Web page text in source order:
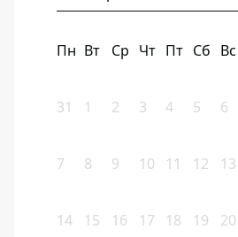
Пн Вт Ср Чт Пт Сб Вс
31 1 2 3 4 5 6
7 8 9 10 11 12 13
14 15 16 17 18 19 20